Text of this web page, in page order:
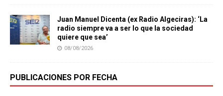
Juan Manuel Dicenta (ex Radio Algeciras): ‘La
radio siempre va a ser lo que la sociedad
quiere que sea’
08/08/2026
PUBLICACIONES POR FECHA